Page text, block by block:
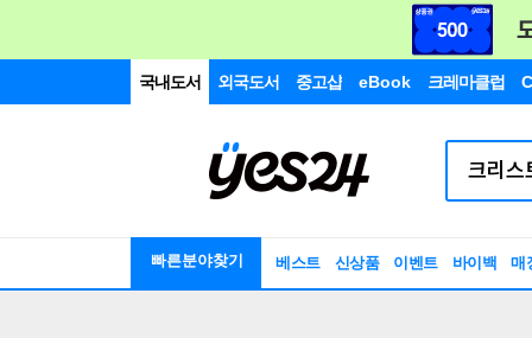
국내도서 외국도서 중고샵 eBook 크레마클럽
빠른분야찾기 베스트 신상품 이벤트 바이백 매